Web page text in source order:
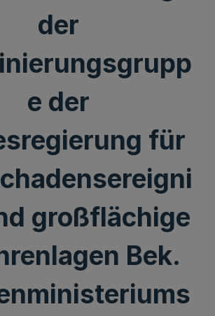
der
e der
für
großflächige
Bek.